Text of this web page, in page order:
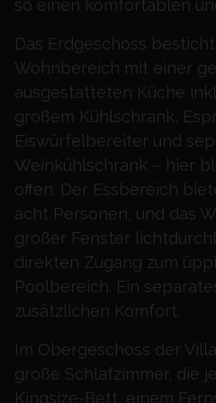
so einen komfortablen
Das Erdgeschoss
Wohnbereich mit einer
ausgestatteten Küche
großem Kühlschrank,
Eiswürfelbereiter und
Weinkühlschrank – hier
offen. Der Essbereich
acht Personen, und das
großer Fenster
direkten Zugang zum
Poolbereich. Ein
zusätzlichen Komfort.
Im Obergeschoss der
große Schlafzimmer, die
Kingsize-Bett, einem